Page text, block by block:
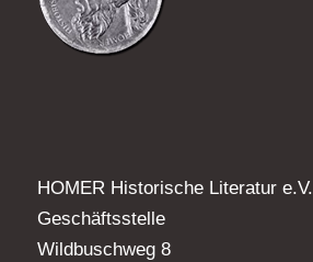
HOMER Historische Literatur e.V.
Geschäftsstelle
Wildbuschweg 8